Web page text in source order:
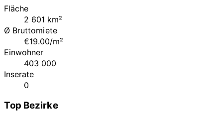
Fläche
2 601 km²
Ø Bruttomiete
€19.00/m²
Einwohner
403 000
Inserate
0
Top Bezirke